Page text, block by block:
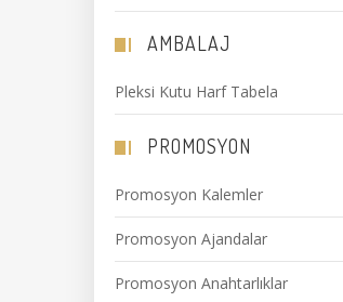
AMBALAJ
Pleksi Kutu Harf Tabela
PROMOSYON
Promosyon Kalemler
Promosyon Ajandalar
Promosyon Anahtarlıklar